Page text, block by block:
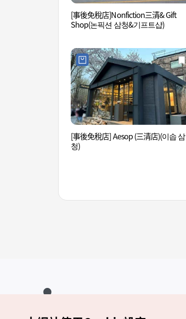
[事後免稅店]Nonfiction三清& Gift
Shop(논픽션 삼청&기프트샵)
[事後免稅店] Aesop (三清店)(이솝 삼
청)